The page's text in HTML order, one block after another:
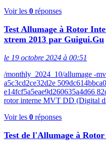
Voir les 0 réponses
Test Allumage à Rotor
xtrem 2013 par Guigui.Gu
le 19 octobre 2024 à 00:51
/monthly_2024_10/allumage -
a5c3cd2ce32d2e
e14fcf5a5eae9d260635a4d66
rotor interne MVT DD (Digital
Voir les 0 réponses
Test de l'Allumage à